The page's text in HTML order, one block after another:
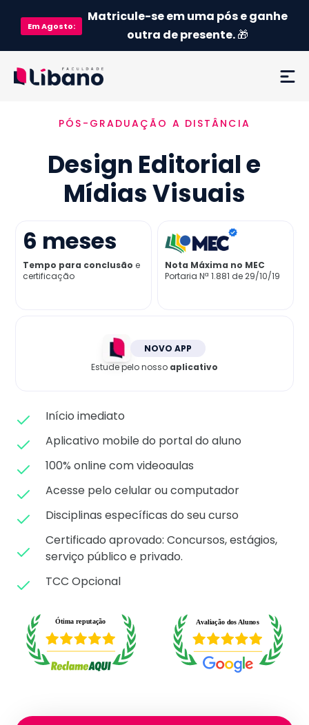
EmAgosto:
Matricule-se em uma pós e ganhe
outra de presente.🎁
Ementa
Como funciona
Credenciamento MEC
Preço
Já sou aluno
PÓS-GRADUAÇÃO A DISTÂNCIA
Design Editorial e
Mídias Visuais
6 meses
Tempo para conclusão e
certificação
Nota Máxima no MEC
Portaria Nª 1.881 de 29/10/19
NOVO APP
Estude pelo nosso aplicativo
Início imediato
Aplicativo mobile do portal do aluno
100% online com videoaulas
Acesse pelo celular ou computador
Disciplinas específicas do seu curso
Certificado aprovado: Concursos, estágios,
serviço público e privado.
TCC Opcional